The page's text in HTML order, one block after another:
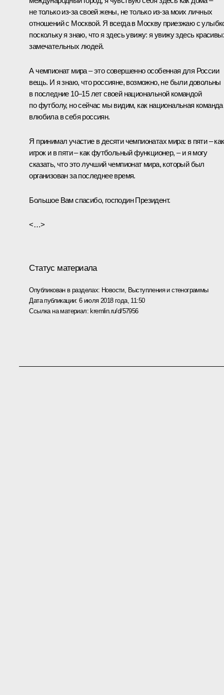
не только из-за своей жены, не только из-за моих личных
отношений с Москвой. Я всегда в Москву приезжаю с
поскольку я знаю, что я здесь увижу: я увижу здесь
замечательных людей.
А чемпионат мира – это совершенно особенная для России
вещь. И я знаю, что россияне, возможно, не были довольны
в последние 10–15 лет своей национальной командой
по футболу, но сейчас мы видим, как национальная команда
влюбила в себя россиян.
Я принимал участие в десяти чемпионатах мира: в пяти – как
игрок и в пяти – как футбольный функционер, – и я могу
сказать, что это лучший чемпионат мира, который был
организован за последнее время.
Большое Вам спасибо, господин Президент.
<…>
Статус материала
Опубликован в разделах: Новости, Выступления и стенограммы
Дата публикации:6 июля 2018 года, 11:50
Ссылка на материал: kremlin.ru/d/57956